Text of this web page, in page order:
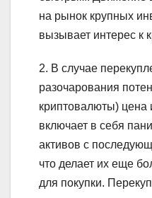
на рынок крупных
вызывает интерес к
2. В случае
разочарования
криптовалюты) цена
включает в себя
активов с
что делает их еще
для покупки.